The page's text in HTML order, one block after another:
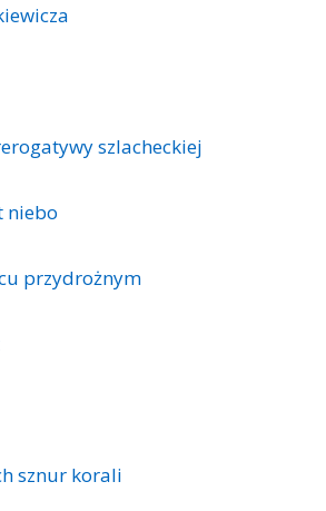
szlacheckiej
niebo
przydrożnym
sznur korali